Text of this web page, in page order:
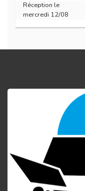
Réception le
mercredi 12/08